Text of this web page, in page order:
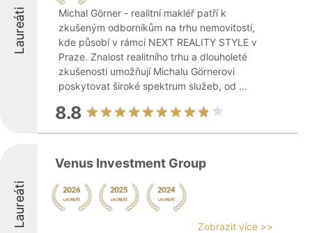
Laureáti
Michal Görner - realitní makléř patří k
zkušeným odborníkům na trhu nemovitostí,
kde působí v rámci NEXT REALITY STYLE v
Praze. Znalost realitního trhu a dlouholeté
zkušenosti umožňují Michalu Görnerovi
poskytovat široké spektrum služeb, od ...
8.8
Laureáti
Venus Investment Group
Zobrazit více >>